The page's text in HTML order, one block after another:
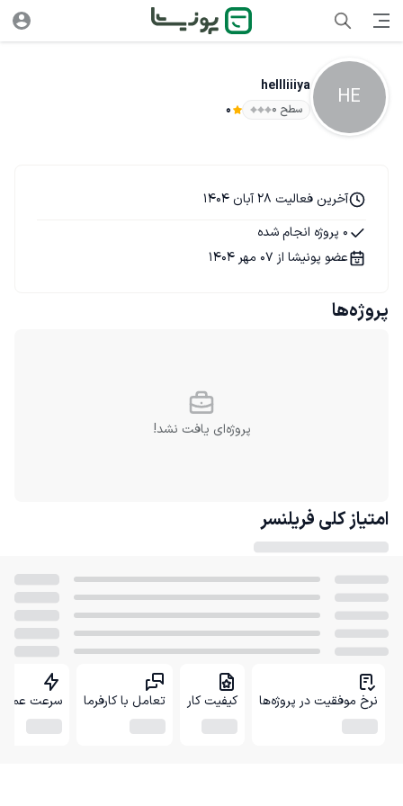
HE
hellliiiya
سطح ۰ 0
آخرین فعالیت 28 آبان 1404
0 پروژه انجام شده
عضو پونیشا از 07 مهر 1404
پروژه‌ها
پروژه‌ای یافت نشد!
امتیاز کلی فریلنسر
نرخ موفقیت در پروژه‌ها کیفیت کار تعامل با کارفرما سرعت عمل